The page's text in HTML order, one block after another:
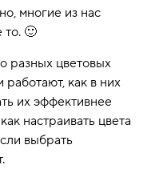
многие из нас
то. 🙂
разных цветовых
как в них
их эффективнее
настраивать цвета
выбрать